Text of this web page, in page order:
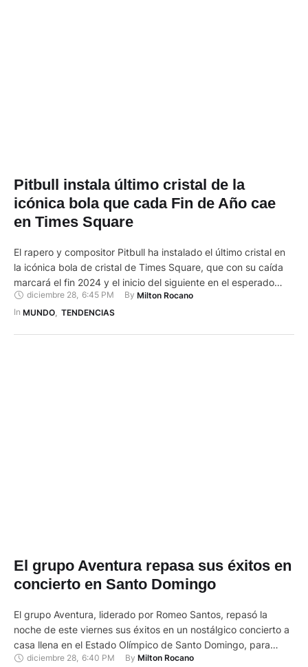
Pitbull instala último cristal de la
icónica bola que cada Fin de Año cae
en Times Square
El rapero y compositor Pitbull ha instalado el último cristal en
la icónica bola de cristal de Times Square, que con su caída
marcará el fin 2024 y el inicio del siguiente en el esperado
acto de cada 31 de diciembre en el corazón de Nueva York.
El cantante de Miami se unió este viernes …
diciembre 28, 6:45 PM By Milton Rocano
In MUNDO, TENDENCIAS
El grupo Aventura repasa sus éxitos en
concierto en Santo Domingo
El grupo Aventura, liderado por Romeo Santos, repasó la
noche de este viernes sus éxitos en un nostálgico concierto a
casa llena en el Estado Olímpico de Santo Domingo, para
poner fin a su gira de despedida ‘Cerrando ciclos’. Desde un
diciembre 28 6:40 PM By Milton Rocano